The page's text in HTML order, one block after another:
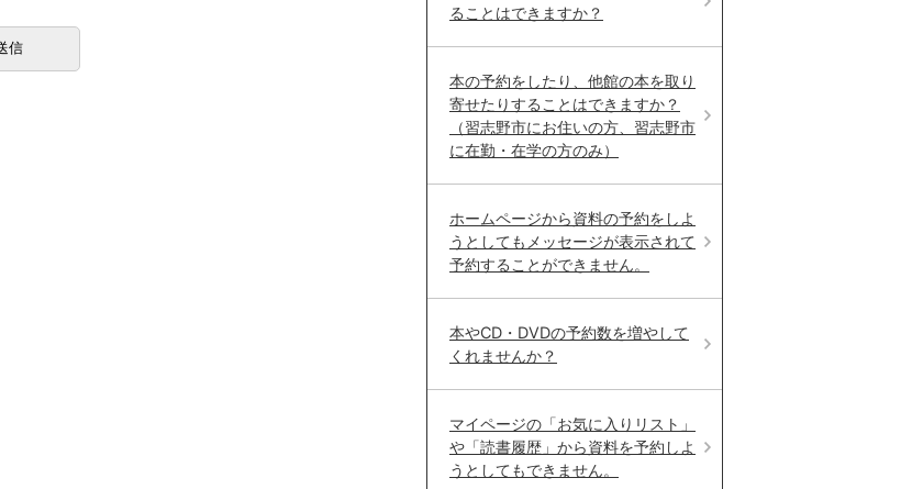
ることはできますか？
本の予約をしたり、他館の本を取り
寄せたりすることはできますか？
（習志野市にお住いの方、習志野市
に在勤・在学の方のみ）
ホームページから資料の予約をしよ
うとしてもメッセージが表示されて
予約することができません。
本やCD・DVDの予約数を増やして
くれませんか？
マイページの「お気に入りリスト」
や「読書履歴」から資料を予約しよ
うとしてもできません。